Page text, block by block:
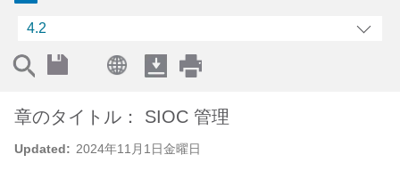
4.2
Updated: 2024年11月1日金曜日
章のタイトル： SIOC 管理